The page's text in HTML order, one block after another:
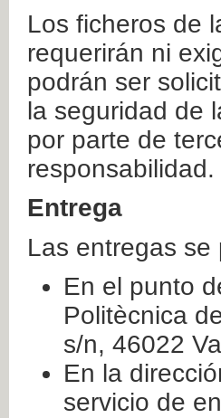
Los ficheros de
requerirán ni
podrán ser
la seguridad de
por parte de
responsabilidad.
Entrega
Las entregas se
En el punto
Politècnica
s/n, 46022
En la
servicio de